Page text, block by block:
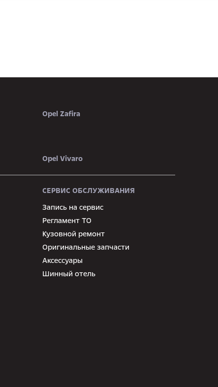
Opel Zafira
Opel Vivaro
СЕРВИС ОБСЛУЖИВАНИЯ
Запись на сервис
Регламент ТО
Кузовной ремонт
Оригинальные запчасти
Аксессуары
Шинный отель